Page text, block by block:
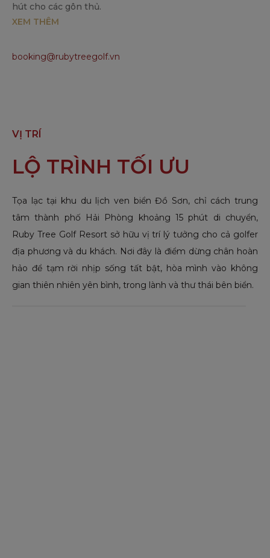
hút cho các gôn thủ.
XEM THÊM
booking@rubytreegolf.vn
VỊ TRÍ
LỘ TRÌNH TỐI ƯU
Tọa lạc tại khu du lịch ven biển Đồ Sơn, chỉ cách trung
tâm thành phố Hải Phòng khoảng 15 phút di chuyển,
Ruby Tree Golf Resort sở hữu vị trí lý tưởng cho cả golfer
địa phương và du khách. Nơi đây là điểm dừng chân hoàn
hảo để tạm rời nhịp sống tất bật, hòa mình vào không
gian thiên nhiên yên bình, trong lành và thư thái bên biển.